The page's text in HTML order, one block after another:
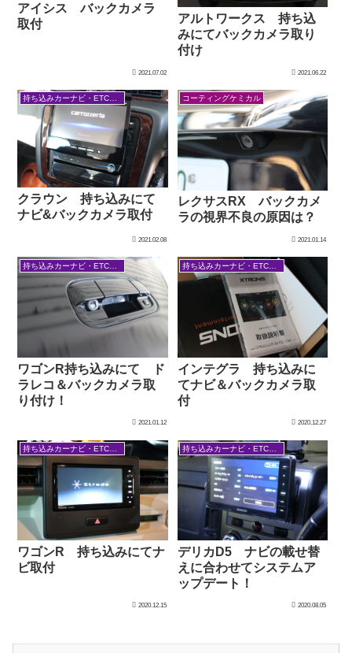
アイシス バックカメラ
取付
2021.07.02
アルトワークス 持ち込
みにてバックカメラ取り
付け
2021.06.22
持ち込みカーナビ・ETCなど
クラウン 持ち込みにて
ナビ&バックカメラ取付
2021.02.08
コーティングケミカル
レクサスRX バックカメ
ラの視界不良の原因は？
2021.01.14
持ち込みカーナビ・ETCなど
ワゴンR持ち込みにて ド
ラレコ＆バックカメラ取
り付け！
2021.01.12
インテグラ 持ち込みに
てナビ＆バックカメラ取
付
2020.12.27
持ち込みカーナビ・ETCなど
ワゴンR 持ち込みにてナ
ビ取付
2020.12.15
デリカD5 ナビの載せ替
えに合わせてシステムア
ップデート！
2020.08.05